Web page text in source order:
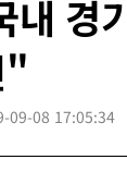
경
"
09-08 17:05:34